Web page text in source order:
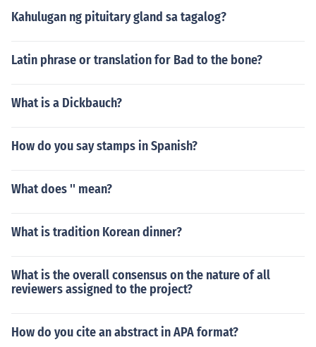
Kahulugan ng pituitary gland sa tagalog?
Latin phrase or translation for Bad to the bone?
What is a Dickbauch?
How do you say stamps in Spanish?
What does '' mean?
What is tradition Korean dinner?
What is the overall consensus on the nature of all
reviewers assigned to the project?
How do you cite an abstract in APA format?